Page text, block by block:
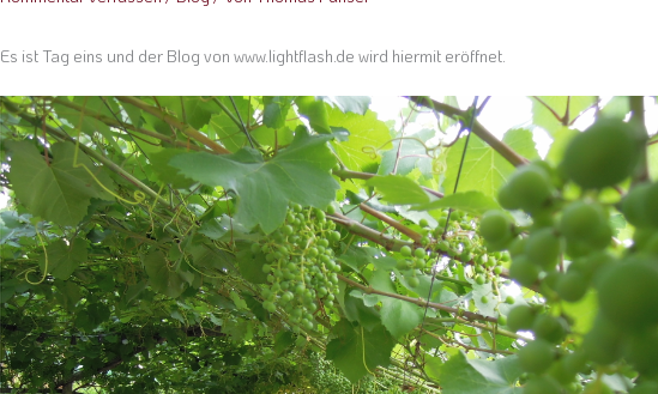
Es ist Tag eins und der Blog von www.lightflash.de wird hiermit eröffnet.